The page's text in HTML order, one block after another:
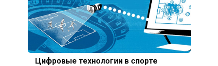
Цифровые технологии в спорте